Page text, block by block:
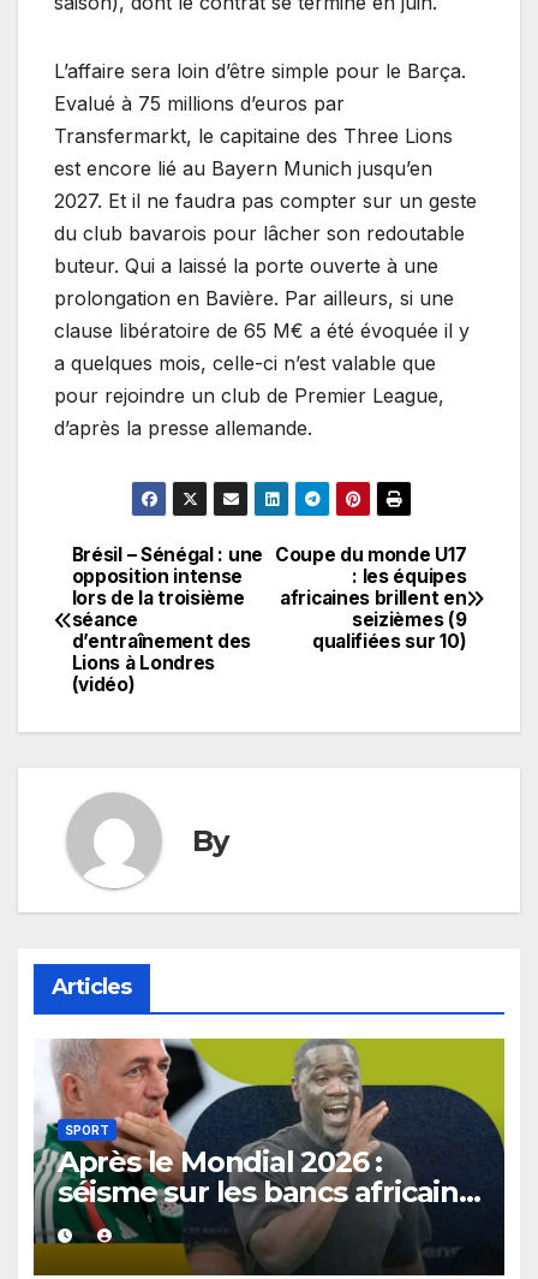
L’affaire sera loin d’être simple pour le Barça.
Evalué à 75 millions d’euros par
Transfermarkt, le capitaine des Three Lions
est encore lié au Bayern Munich jusqu’en
2027. Et il ne faudra pas compter sur un geste
du club bavarois pour lâcher son redoutable
buteur. Qui a laissé la porte ouverte à une
prolongation en Bavière. Par ailleurs, si une
clause libératoire de 65 M€ a été évoquée il y
a quelques mois, celle-ci n’est valable que
pour rejoindre un club de Premier League,
d’après la presse allemande.
Navigation
de
l’article
Coupe du monde U17
: les équipes
africaines brillent en
seizièmes (9
qualifiées sur 10)
Brésil – Sénégal : une
opposition intense
lors de la troisième
séance
d’entraînement des
Lions à Londres
(vidéo)
By
Articles
SPORT
Après le Mondial 2026 :
séisme sur les bancs africains,
7 sélectionneurs sur 10
quittent déjà leur poste.